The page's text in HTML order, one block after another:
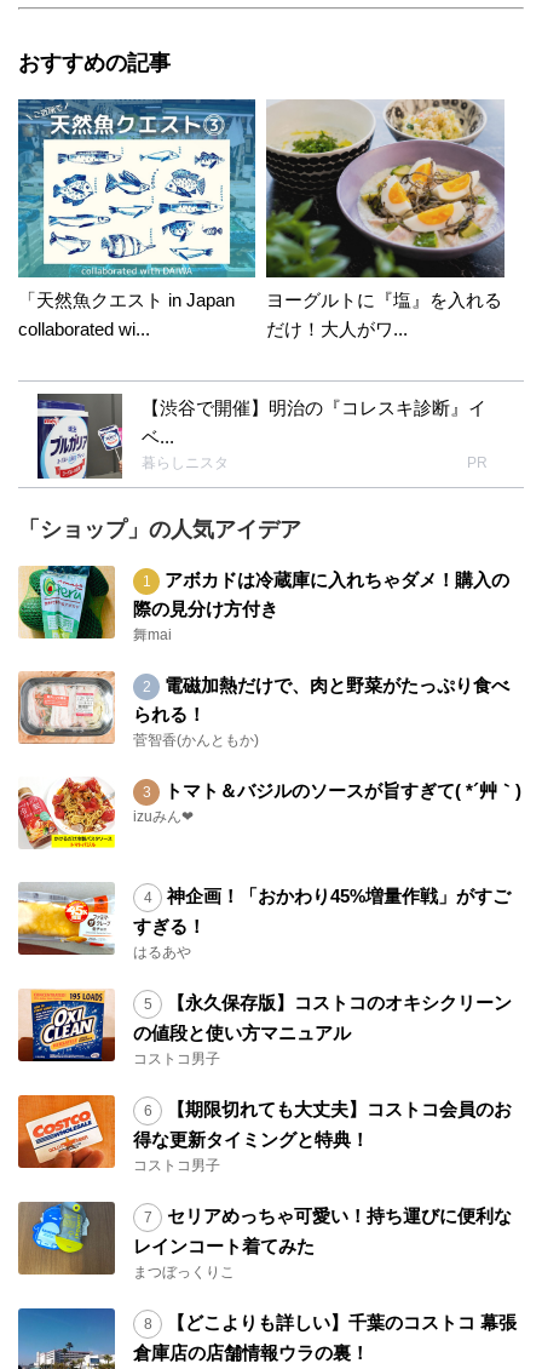
おすすめの記事
「天然魚クエスト in Japan
collaborated wi...
ヨーグルトに『塩』を入れる
だけ！大人がワ...
【渋谷で開催】明治の『コレスキ診断』イ
ベ...
暮らしニスタ PR
「ショップ」の人気アイデア
アボカドは冷蔵庫に入れちゃダメ！購入の
際の見分け方付き
舞mai
電磁加熱だけで、肉と野菜がたっぷり食べ
られる！
菅智香(かんともか)
トマト＆バジルのソースが旨すぎて( *´艸｀)
izuみん❤
神企画！「おかわり45%増量作戦」がすご
すぎる！
はるあや
【永久保存版】コストコのオキシクリーン
の値段と使い方マニュアル
コストコ男子
【期限切れても大丈夫】コストコ会員のお
得な更新タイミングと特典！
コストコ男子
セリアめっちゃ可愛い！持ち運びに便利な
レインコート着てみた
まつぼっくりこ
【どこよりも詳しい】千葉のコストコ 幕張
倉庫店の店舗情報ウラの裏！